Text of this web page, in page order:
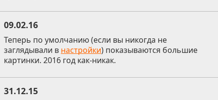
09.02.16
Теперь по умолчанию (если вы никогда не
заглядывали в настройки) показываются большие
картинки. 2016 год как-никак.
31.12.15